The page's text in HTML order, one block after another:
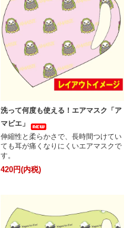
洗って何度も使える！エアマスク「ア
マビエ」
伸縮性と柔らかさで、長時間つけてい
ても耳が痛くなりにくいエアマスクで
す。
420円(内税)